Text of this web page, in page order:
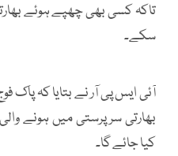
تاکہ کسی بھی چھپے ہوئے
سکے۔
آئی ایس پی آر نے بتایا کہ
بھارتی سرپرستی میں ہونے
کیا جائے گا۔